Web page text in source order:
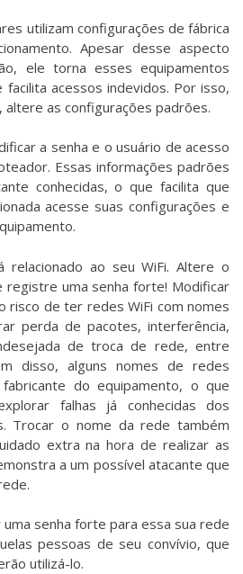
utilizam configurações de fábrica
Apesar desse aspecto
ele torna esses equipamentos
acessos indevidos. Por isso,
as configurações padrões.
a senha e o usuário de acesso
Essas informações padrões
conhecidas, o que facilita que
acesse suas configurações e
relacionado ao seu WiFi. Altere o
registre uma senha forte! Modificar
risco de ter redes WiFi com nomes
perda de pacotes, interferência,
de troca de rede, entre
disso, alguns nomes de redes
do equipamento, o que
falhas já conhecidas dos
Trocar o nome da rede também
extra na hora de realizar as
a um possível atacante que
senha forte para essa sua rede
pessoas de seu convívio, que
utilizá-lo.